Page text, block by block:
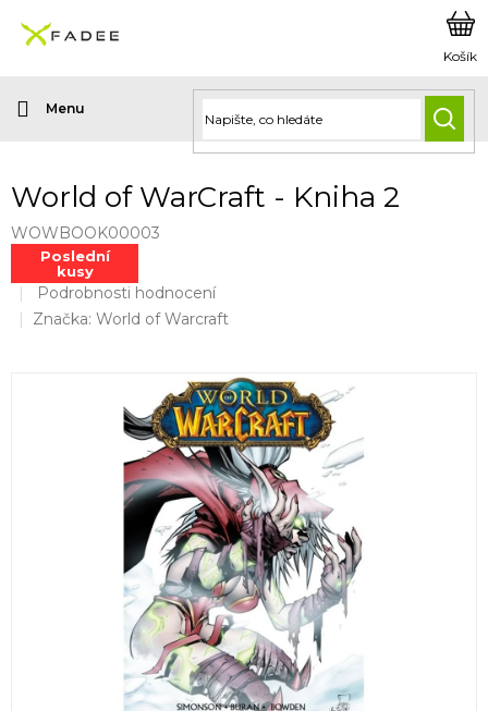
obsah
World of WarCraft - Kniha 2
WOWBOOK00003
Poslední
kusy
Průměrné
hodnocení
Podrobnosti hodnocení
Značka: World of Warcraft